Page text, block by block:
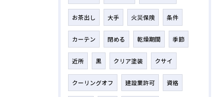
お茶出し 大手 火災保険 条件
カーテン 閉める 乾燥期間 季節
近所 黒 クリア塗装 クサイ
クーリングオフ 建設業許可 資格